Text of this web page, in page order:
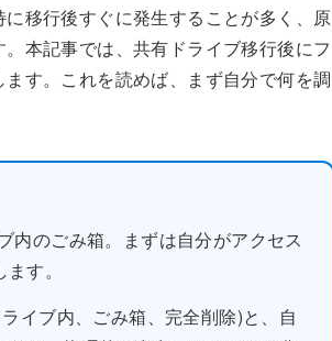
移行後すぐに発生することが多く、原
本記事では、共有ドライブ移行後にフ
す。これを読めば、まず自分で何を調
内のごみ箱。まずは自分がアクセス
す。
イブ内、ごみ箱、完全削除)と、自